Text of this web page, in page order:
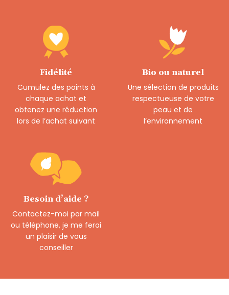
Fidélité
Cumulez des points à
chaque achat et
obtenez une réduction
lors de l’achat suivant
Bio ou naturel
Une sélection de produits
respectueuse de votre
peau et de
l’environnement
Besoin d’aide ?
Contactez-moi par mail
ou téléphone, je me ferai
un plaisir de vous
conseiller